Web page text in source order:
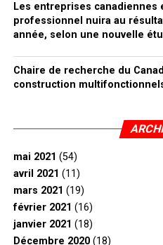
Les entreprises canadiennes
professionnel nuira au
année, selon une nouvelle
Chaire de recherche du
construction
mai 2021 (54)
avril 2021 (11)
mars 2021 (19)
février 2021 (16)
janvier 2021 (18)
Décembre 2020(18)